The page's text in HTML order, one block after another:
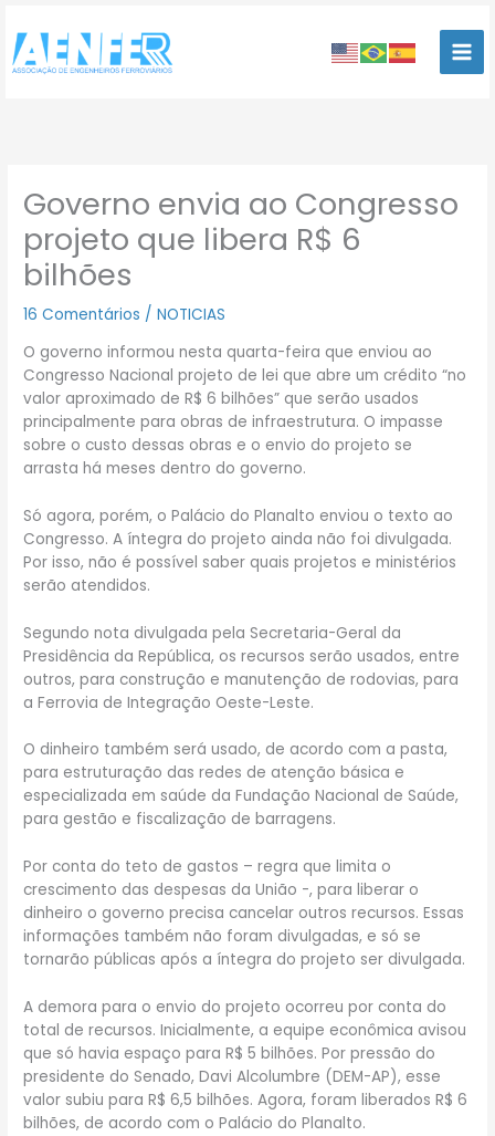
para
conteúdo
Governo envia ao Congresso
projeto que libera R$ 6
bilhões
16 Comentários /NOTICIAS
O governo informou nesta quarta-feira que enviou ao
Congresso Nacional projeto de lei que abre um crédito “no
valor aproximado de R$ 6 bilhões” que serão usados
principalmente para obras de infraestrutura. O impasse
sobre o custo dessas obras e o envio do projeto se
arrasta há meses dentro do governo.
Só agora, porém, o Palácio do Planalto enviou o texto ao
Congresso. A íntegra do projeto ainda não foi divulgada.
Por isso, não é possível saber quais projetos e ministérios
serão atendidos.
Segundo nota divulgada pela Secretaria-Geral da
Presidência da República, os recursos serão usados, entre
outros, para construção e manutenção de rodovias, para
a Ferrovia de Integração Oeste-Leste.
O dinheiro também será usado, de acordo com a pasta,
para estruturação das redes de atenção básica e
especializada em saúde da Fundação Nacional de Saúde,
para gestão e fiscalização de barragens.
Por conta do teto de gastos – regra que limita o
crescimento das despesas da União -, para liberar o
dinheiro o governo precisa cancelar outros recursos. Essas
informações também não foram divulgadas, e só se
tornarão públicas após a íntegra do projeto ser divulgada.
A demora para o envio do projeto ocorreu por conta do
total de recursos. Inicialmente, a equipe econômica avisou
que só havia espaço para R$ 5 bilhões. Por pressão do
presidente do Senado, Davi Alcolumbre (DEM-AP), esse
valor subiu para R$ 6,5 bilhões. Agora, foram liberados R$ 6
bilhões, de acordo com o Palácio do Planalto.